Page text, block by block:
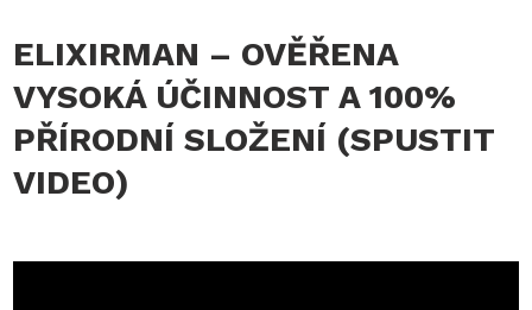
ELIXIRMAN – OVĚŘENA
VYSOKÁ ÚČINNOST A 100%
PŘÍRODNÍ SLOŽENÍ (SPUSTIT
VIDEO)